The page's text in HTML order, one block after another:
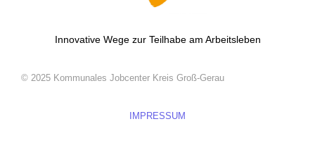
Innovative Wege zur Teilhabe am Arbeitsleben
© 2025 Kommunales Jobcenter Kreis Groß-Gerau
IMPRESSUM